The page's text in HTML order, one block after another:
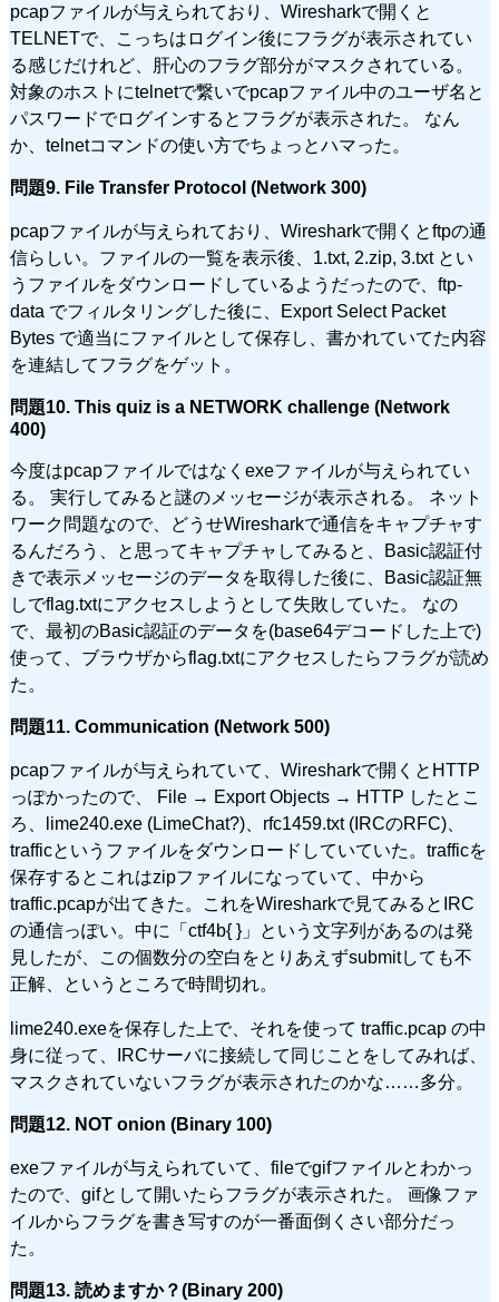
pcapファイルが与えられており、Wiresharkで開くと
TELNETで、こっちはログイン後にフラグが表示されてい
る感じだけれど、肝心のフラグ部分がマスクされている。
対象のホストにtelnetで繋いでpcapファイル中のユーザ名と
パスワードでログインするとフラグが表示された。 なん
か、telnetコマンドの使い方でちょっとハマった。
問題9. File Transfer Protocol (Network 300)
pcapファイルが与えられており、Wiresharkで開くとftpの通
信らしい。ファイルの一覧を表示後、1.txt, 2.zip, 3.txt とい
うファイルをダウンロードしているようだったので、ftp-
data でフィルタリングした後に、Export Select Packet
Bytes で適当にファイルとして保存し、書かれていてた内容
を連結してフラグをゲット。
問題10. This quiz is a NETWORK challenge (Network
400)
今度はpcapファイルではなくexeファイルが与えられてい
る。 実行してみると謎のメッセージが表示される。 ネット
ワーク問題なので、どうせWiresharkで通信をキャプチャす
るんだろう、と思ってキャプチャしてみると、Basic認証付
きで表示メッセージのデータを取得した後に、Basic認証無
しでflag.txtにアクセスしようとして失敗していた。 なの
で、最初のBasic認証のデータを(base64デコードした上で)
使って、ブラウザからflag.txtにアクセスしたらフラグが読め
た。
問題11. Communication (Network 500)
pcapファイルが与えられていて、Wiresharkで開くとHTTP
っぽかったので、 File → Export Objects → HTTP したとこ
ろ、lime240.exe (LimeChat?)、rfc1459.txt (IRCのRFC)、
trafficというファイルをダウンロードしていていた。trafficを
保存するとこれはzipファイルになっていて、中から
traffic.pcapが出てきた。これをWiresharkで見てみるとIRC
の通信っぽい。中に「ctf4b{ }」という文字列があるのは発
見したが、この個数分の空白をとりあえずsubmitしても不
正解、というところで時間切れ。
lime240.exeを保存した上で、それを使って traffic.pcap の中
身に従って、IRCサーバに接続して同じことをしてみれば、
マスクされていないフラグが表示されたのかな……多分。
問題12. NOT onion (Binary 100)
exeファイルが与えられていて、fileでgifファイルとわかっ
たので、gifとして開いたらフラグが表示された。 画像ファ
イルからフラグを書き写すのが一番面倒くさい部分だっ
た。
問題13. 読めますか？(Binary 200)